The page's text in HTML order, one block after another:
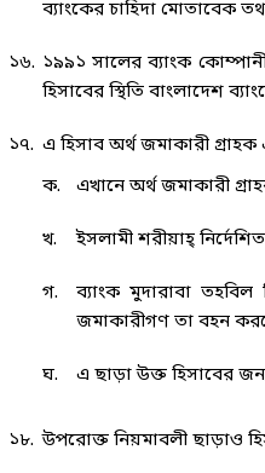
ব্যাংকের চাহিদা মোতাবেক
১৬. ১৯৯১ সালের ব্যাংক
হিসাবের স্থিতি বাংলাদেশ
১৭. এ হিসাব অর্থ জমাকারী
ক. এখানে অর্থ জমাকারী
খ. ইসলামী শরীয়াহ্
গ.
ব্যাংক মুদারাবা
জমাকারীগণ তা বহন
ঘ. এ ছাড়া উক্ত হিসাবের
১৮. উপরোক্ত নিয়মাবলী ছাড়াও